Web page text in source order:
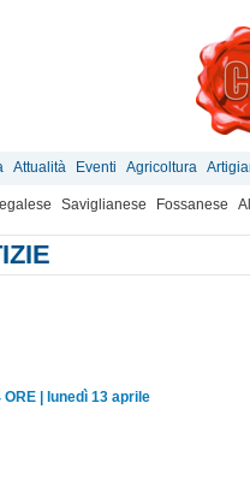
Attualità Eventi Agricoltura
Saviglianese Fossanese
ORE lunedì 13 aprile